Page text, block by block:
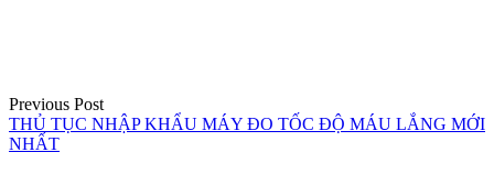
Previous Post
THỦ TỤC NHẬP KHẨU MÁY ĐO TỐC ĐỘ MÁU LẮNG MỚI
NHẤT